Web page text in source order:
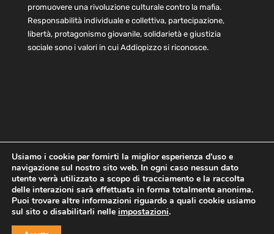
promuovere una rivoluzione culturale contro la mafia.
Responsabilità individuale e collettiva, partecipazione,
libertà, protagonismo giovanile, solidarietà e giustizia
sociale sono i valori in cui Addiopizzo si riconosce.
Home Statuto e bilancio
Contatti
Privacy
Cookie Child Protection Policy
Copyright © 2021 AddioPizzo | Tutti i diritti riservati | Sede
Usiamo i cookie per fornirti la miglior esperienza d'uso e
navigazione sul nostro sito web. In ogni caso nessun dato
utente verrà utilizzato a scopo di tracciamento e la raccolta
delle interazioni sarà effettuata in forma totalmente anonima.
Puoi trovare altre informazioni riguardo a quali cookie usiamo
sul sito o disabilitarli nelle impostazioni.